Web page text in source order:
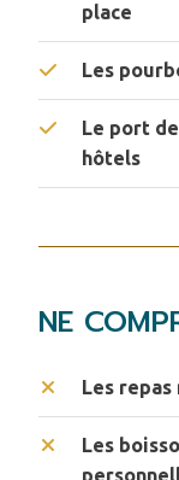
place
Les
Le port
hôtels
NE
Les repas
Les